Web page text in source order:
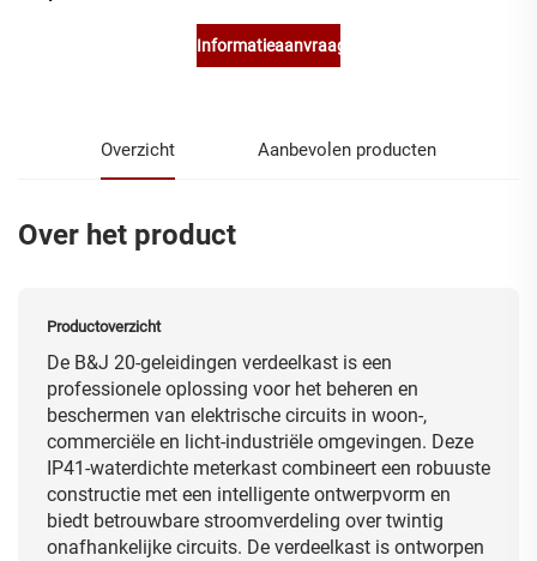
Informatieaanvraag
Overzicht Aanbevolen producten
Over het product
Productoverzicht
De B&J 20-geleidingen verdeelkast is een
professionele oplossing voor het beheren en
beschermen van elektrische circuits in woon-,
commerciële en licht-industriële omgevingen. Deze
IP41-waterdichte meterkast combineert een robuuste
constructie met een intelligente ontwerpvorm en
biedt betrouwbare stroomverdeling over twintig
onafhankelijke circuits. De verdeelkast is ontworpen